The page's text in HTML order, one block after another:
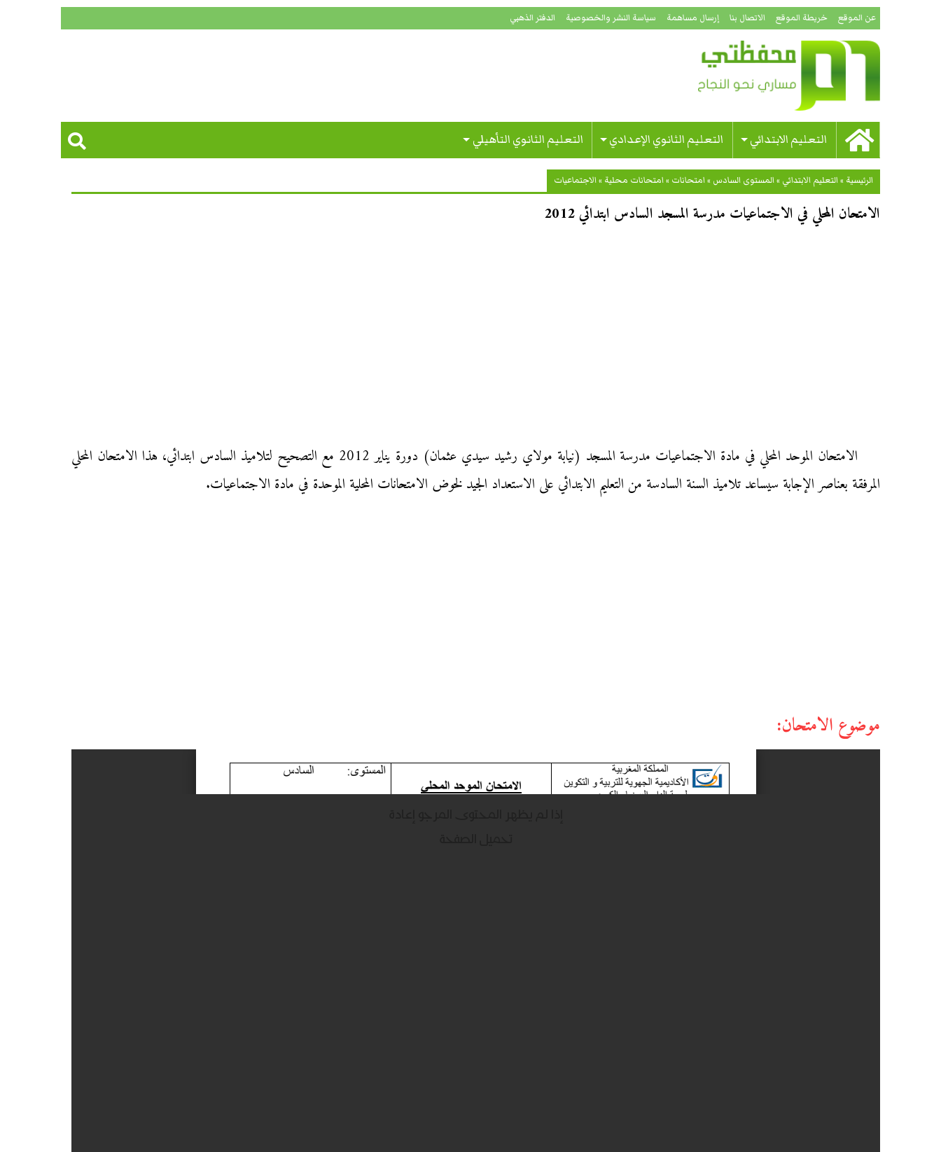
عن الموقع خريطة الموقع الاتصال بنا إرسال مساهمة سياسة النشر والخصوصية الدفتر الذهبي
التعليم الابتدائي التعليم الثانوي الإعدادي التعليم الثانوي التأهيلي
الرئيسية »التعليم الابتدائي »المستوى السادس »امتحانات »امتحانات محلية »الاجتماعيات
الامتحان المحلي في الاجتماعيات مدرسة المسجد السادس ابتدائي 2012
الامتحان الموحد المحلي في مادة الاجتماعيات مدرسة المسجد (نيابة مولاي رشيد سيدي عثمان) دورة يناير 2012 مع التصحيح لتلاميذ السادس ابتدائي، هذا الامتحان المحلي
المرفقة بعناصر الإجابة سيساعد تلاميذ السنة السادسة من التعليم الابتدائي على الاستعداد الجيد لخوض الامتحانات المحلية الموحدة في مادة الاجتماعيات.
موضوع الامتحان: